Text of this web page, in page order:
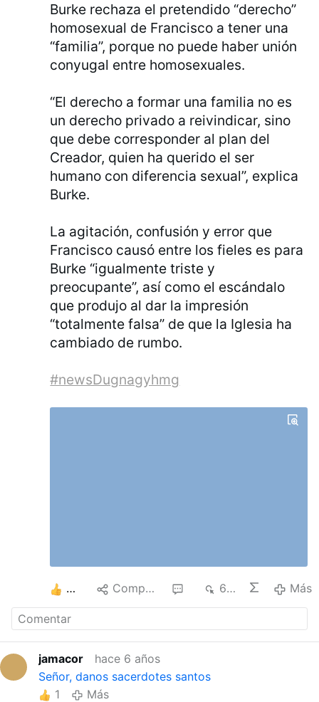
Burke rechaza el pretendido “derecho”
homosexual de Francisco a tener una
“familia”, porque no puede haber unión
conyugal entre homosexuales.
“El derecho a formar una familia no es
un derecho privado a reivindicar, sino
que debe corresponder al plan del
Creador, quien ha querido el ser
humano con diferencia sexual”, explica
Burke.
La agitación, confusión y error que
Francisco causó entre los fieles es para
Burke “igualmente triste y
preocupante”, así como el escándalo
que produjo al dar la impresión
“totalmente falsa” de que la Iglesia ha
cambiado de rumbo.
#newsDugnagyhmg
Compartir 605 Más
jamacor
hace 6 años
Señor, danos sacerdotes santos
1
Más